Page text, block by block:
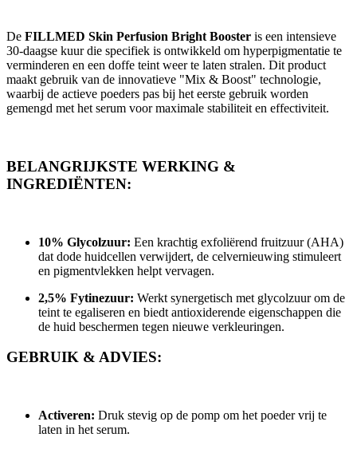
De FILLMED Skin Perfusion Bright Booster is een intensieve
30-daagse kuur die specifiek is ontwikkeld om hyperpigmentatie te
verminderen en een doffe teint weer te laten stralen. Dit product
maakt gebruik van de innovatieve "Mix & Boost" technologie,
waarbij de actieve poeders pas bij het eerste gebruik worden
gemengd met het serum voor maximale stabiliteit en effectiviteit.
BELANGRIJKSTE WERKING &
INGREDIËNTEN:
10% Glycolzuur: Een krachtig exfoliërend fruitzuur (AHA)
dat dode huidcellen verwijdert, de celvernieuwing stimuleert
en pigmentvlekken helpt vervagen.
2,5% Fytinezuur: Werkt synergetisch met glycolzuur om de
teint te egaliseren en biedt antioxiderende eigenschappen die
de huid beschermen tegen nieuwe verkleuringen.
GEBRUIK & ADVIES:
Activeren: Druk stevig op de pomp om het poeder vrij te
laten in het serum.